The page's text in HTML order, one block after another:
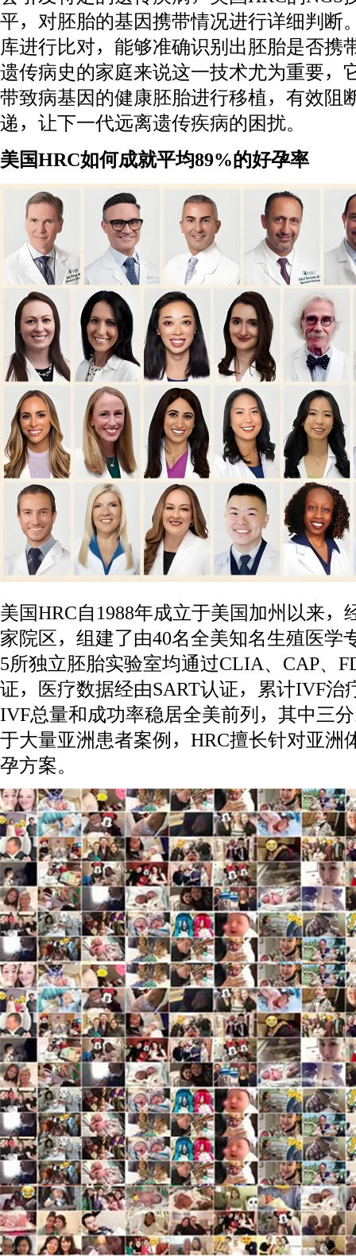
平，对胚胎的基因携带情况进行详细判断
库进行比对，能够准确识别出胚胎是否携
遗传病史的家庭来说这一技术尤为重要，
带致病基因的健康胚胎进行移植，有效阻
递，让下一代远离遗传疾病的困扰。
美国HRC如何成就平均89%的好孕率
美国HRC自1988年成立于美国加州以来，
家院区，组建了由40名全美知名生殖医学
5所独立胚胎实验室均通过CLIA、CAP、
证，医疗数据经由SART认证，累计IVF治
IVF总量和成功率稳居全美前列，其中三
于大量亚洲患者案例，HRC擅长针对亚洲
孕方案。